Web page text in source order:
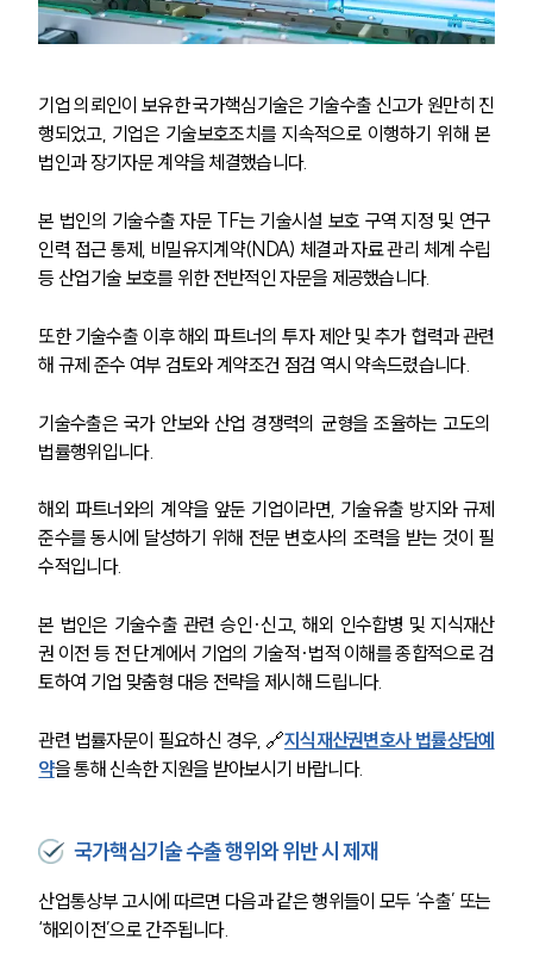
그룹소개
대륜의 강점
오시는 길
글로벌 파트너 로펌
통합검색
AI대륜
업무사례
주요 업무사례
사례분석/최신동향
법률정보
기업 의뢰인이 보유한 국가핵심기술은 기술수출 신고가 원만히 진
행되었고, 기업은 기술보호조치를 지속적으로 이행하기 위해 본
법인과 장기자문 계약을 체결했습니다.
본 법인의 기술수출 자문 TF는 기술시설 보호 구역 지정 및 연구
인력 접근 통제, 비밀유지계약(NDA) 체결과 자료 관리 체계 수립
등 산업기술 보호를 위한 전반적인 자문을 제공했습니다.
또한 기술수출 이후 해외 파트너의 투자 제안 및 추가 협력과 관련
해 규제 준수 여부 검토와 계약조건 점검 역시 약속드렸습니다.
기술수출은 국가 안보와 산업 경쟁력의 균형을 조율하는 고도의
법률행위입니다.
해외 파트너와의 계약을 앞둔 기업이라면, 기술유출 방지와 규제
준수를 동시에 달성하기 위해 전문 변호사의 조력을 받는 것이 필
수적입니다.
본 법인은 기술수출 관련 승인·신고, 해외 인수합병 및 지식재산
권 이전 등 전 단계에서 기업의 기술적·법적 이해를 종합적으로 검
토하여 기업 맞춤형 대응 전략을 제시해 드립니다.
관련 법률자문이 필요하신 경우, 🔗지식재산권변호사 법률상담예
약을 통해 신속한 지원을 받아보시기 바랍니다.
국가핵심기술 수출 행위와 위반 시 제재
산업통상부 고시에 따르면 다음과 같은 행위들이 모두 ‘수출’ 또는
‘해외이전’으로 간주됩니다.